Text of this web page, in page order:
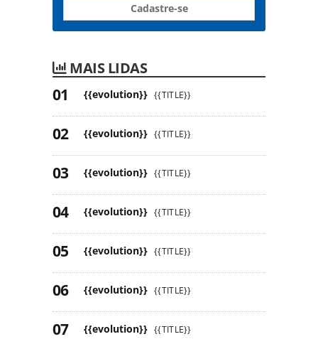
Cadastre-se
MAIS LIDAS
{{evolution}} {{TITLE}}
{{evolution}} {{TITLE}}
{{evolution}} {{TITLE}}
{{evolution}} {{TITLE}}
{{evolution}} {{TITLE}}
{{evolution}} {{TITLE}}
{{evolution}} {{TITLE}}